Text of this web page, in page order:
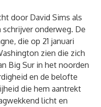
door David Sims als
onderweg. De
die op 21 januari
zien die zich
Big Sur in het noorden
en de belofte
die hem aantrekt
licht en